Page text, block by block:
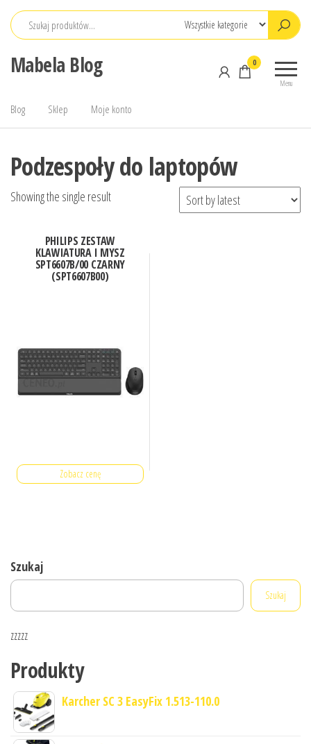
Przejdź
Mabela Blog
Menu
0
Blog Sklep Moje konto
Podzespoły do laptopów
Showing the single result
PHILIPS ZESTAW
KLAWIATURA I MYSZ
SPT6607B/00 CZARNY
(SPT6607B00)
Zobacz cenę
Szukaj
Szukaj
zzzzz
Produkty
Karcher SC 3 EasyFix 1.513-110.0